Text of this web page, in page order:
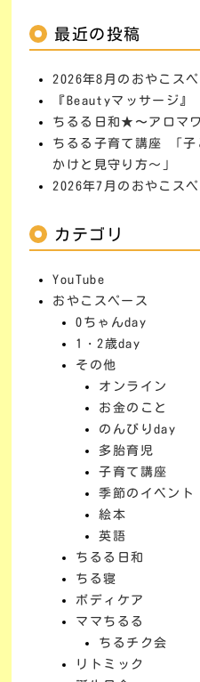
最近の投稿
2026年8月のおやこス
『Beautyマッサージ』
ちるる日和★〜アロマ
ちるる子育て講座 「子
かけと見守り方～」
2026年7月のおやこス
カテゴリ
YouTube
おやこスペース
0ちゃんday
1・2歳day
その他
オンライン
お金のこと
のんびりday
多胎育児
子育て講座
季節のイベント
絵本
英語
ちるる日和
ちる寝
ボディケア
ママちるる
ちるチク会
リトミック